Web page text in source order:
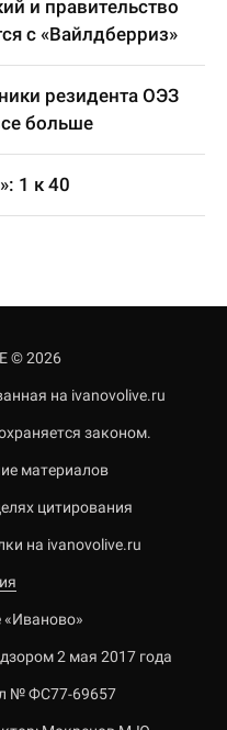
и правительство
с «Вайлдберриз»
резидента ОЭЗ
больше
1 к 40
© 2026
на ivanovolive.ru
законом.
материалов
цитирования
на ivanovolive.ru
«Иваново»
2 мая 2017 года
№ ФС77-69657